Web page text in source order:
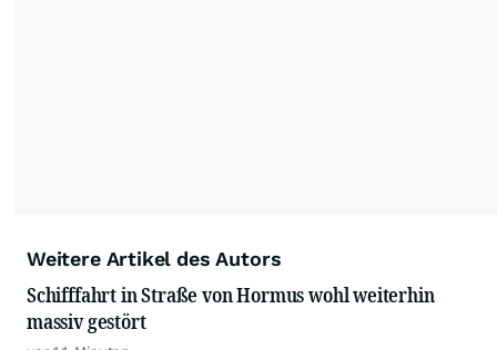
Weitere Artikel des Autors
Schifffahrt in Straße von Hormus wohl weiterhin
massiv gestört